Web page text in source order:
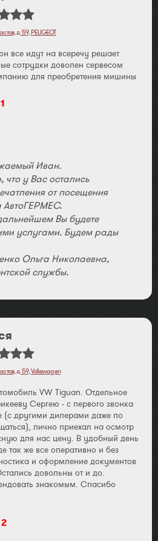
д. 59,PEUGEOT
все идут на всеречу решает
сотрудки доволен сервесом
для преобретения мишины
1
Иван.
у Вас остались
от посещения
АвтоГЕРМЕС.
Вы будете
услугами. Будем рады
Ольга Николаевна,
службы.
д. 59,Volkswagen
VW Tiguan. Отдельное
Сергею - с первого звонка
(с другими дилерами даже по
лично приехал на осмотр
для нас цену. В удобный день
так же все оперативно и без
и оформление документов
довольны от и до.
знакомым. Спасибо
2